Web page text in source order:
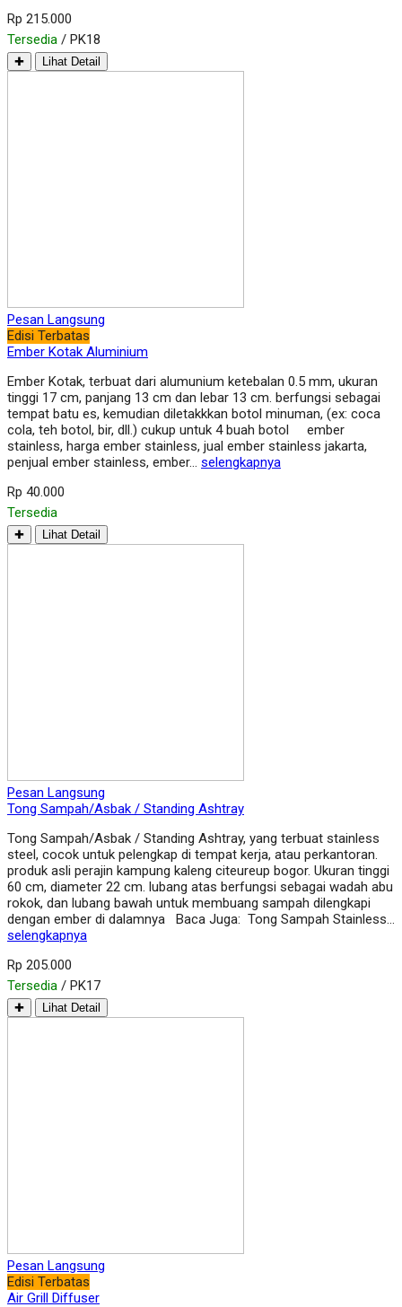
Rp 215.000
Tersedia / PK18
✚ Lihat Detail
Pesan Langsung
Edisi Terbatas
Ember Kotak Aluminium
Ember Kotak, terbuat dari alumunium ketebalan 0.5 mm, ukuran
tinggi 17 cm, panjang 13 cm dan lebar 13 cm. berfungsi sebagai
tempat batu es, kemudian diletakkkan botol minuman, (ex: coca
cola, teh botol, bir, dll.) cukup untuk 4 buah botol ember
stainless, harga ember stainless, jual ember stainless jakarta,
penjual ember stainless, ember… selengkapnya
Rp 40.000
Tersedia
✚ Lihat Detail
Pesan Langsung
Tong Sampah/Asbak / Standing Ashtray
Tong Sampah/Asbak / Standing Ashtray, yang terbuat stainless
steel, cocok untuk pelengkap di tempat kerja, atau perkantoran.
produk asli perajin kampung kaleng citeureup bogor. Ukuran tinggi
60 cm, diameter 22 cm. lubang atas berfungsi sebagai wadah abu
rokok, dan lubang bawah untuk membuang sampah dilengkapi
dengan ember di dalamnya Baca Juga: Tong Sampah Stainless…
selengkapnya
Rp 205.000
Tersedia / PK17
✚ Lihat Detail
Pesan Langsung
Edisi Terbatas
Air Grill Diffuser